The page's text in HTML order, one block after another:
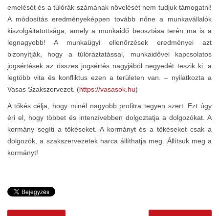
emelését és a túlórák számának növelését nem tudjuk támogatni!
A módosítás eredményeképpen tovább nőne a munkavállalók
kiszolgáltatottsága, amely a munkaidő beosztása terén ma is a
legnagyobb! A munkaügyi ellenőrzések eredményei azt
bizonyítják, hogy a túlóráztatással, munkaidővel kapcsolatos
jogsértések az összes jogsértés nagyjából negyedét teszik ki, a
legtöbb vita és konfliktus ezen a területen van. – nyilatkozta a
Vasas Szakszervezet. (https://vasasok.hu)
A tőkés célja, hogy minél nagyobb profitra tegyen szert. Ezt úgy
éri el, hogy többet és intenzívebben dolgoztatja a dolgozókat. A
kormány segíti a tőkéseket. A kormányt és a tőkéseket csak a
dolgozók, a szakszervezetek harca állíthatja meg. Állítsuk meg a
kormányt!